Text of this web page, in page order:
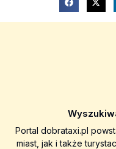
Portal dobrataxi.pl
miast, jak i także